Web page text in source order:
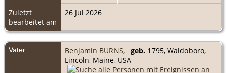
Zuletzt
bearbeitet am
26 Jul 2026
Vater Benjamin BURNS, geb. 1795, Waldoboro,
Lincoln, Maine, USA